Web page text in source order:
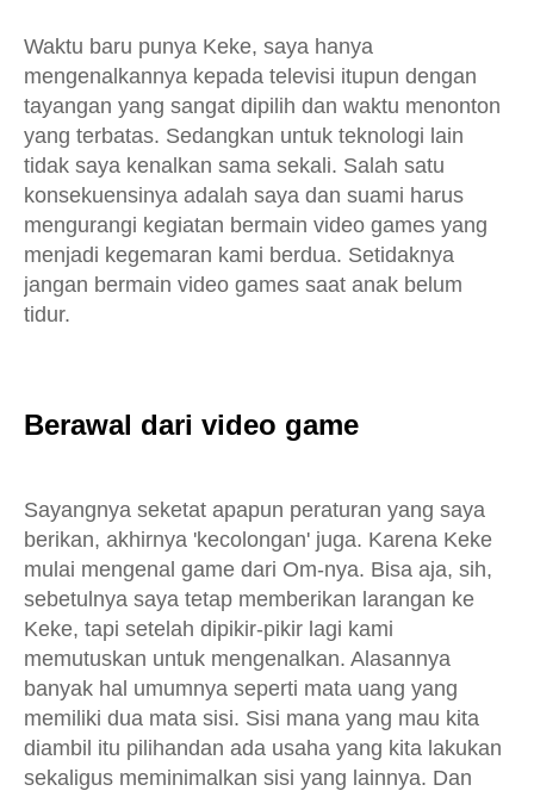
Waktu baru punya Keke, saya hanya
mengenalkannya kepada televisi itupun dengan
tayangan yang sangat dipilih dan waktu menonton
yang terbatas. Sedangkan untuk teknologi lain
tidak saya kenalkan sama sekali. Salah satu
konsekuensinya adalah saya dan suami harus
mengurangi kegiatan bermain video games yang
menjadi kegemaran kami berdua. Setidaknya
jangan bermain video games saat anak belum
tidur.
Berawal dari video game
Sayangnya seketat apapun peraturan yang saya
berikan, akhirnya 'kecolongan' juga. Karena Keke
mulai mengenal game dari Om-nya. Bisa aja, sih,
sebetulnya saya tetap memberikan larangan ke
Keke, tapi setelah dipikir-pikir lagi kami
memutuskan untuk mengenalkan. Alasannya
banyak hal umumnya seperti mata uang yang
memiliki dua mata sisi. Sisi mana yang mau kita
diambil itu pilihandan ada usaha yang kita lakukan
sekaligus meminimalkan sisi yang lainnya. Dan